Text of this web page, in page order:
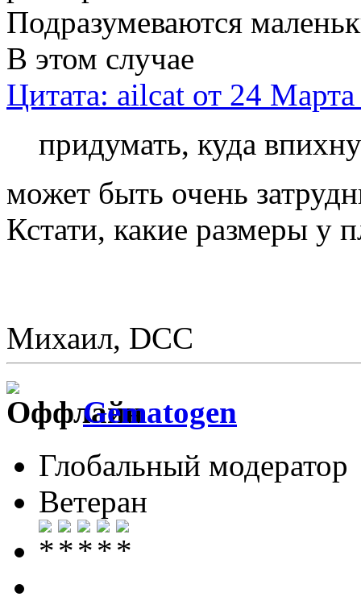
Подразумеваются
В этом случае
Цитата: ailcat от 24
придумать, куда
может быть очень
Кстати, какие размеры у
Михаил, DCC
Gematogen
Глобальный модератор
Ветеран